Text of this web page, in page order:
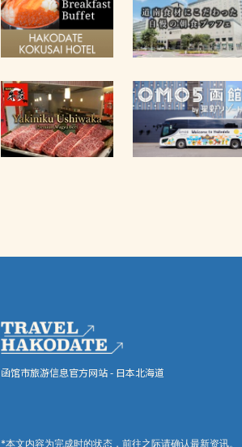
函馆市旅游信息官方网站 - 日本北海道
*本文内容为完成时的状态，前往之际请确认最新资讯。